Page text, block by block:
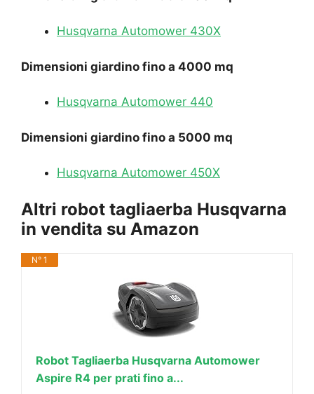
Husqvarna Automower 430X
Dimensioni giardino fino a 4000 mq
Husqvarna Automower 440
Dimensioni giardino fino a 5000 mq
Husqvarna Automower 450X
Altri robot tagliaerba Husqvarna
in vendita su Amazon
N° 1
Robot Tagliaerba Husqvarna Automower
Aspire R4 per prati fino a...